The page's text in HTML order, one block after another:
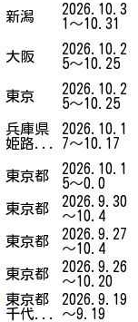
新潟
2026.10.3
1～10.31
大阪
2026.10.2
5～10.25
東京
2026.10.2
5～10.25
兵庫県
姫路...
2026.10.1
7～10.17
東京都
2026.10.1
5～0.0
東京都
2026.9.30
～10.4
東京都
2026.9.27
～10.4
東京都
2026.9.26
～10.20
東京都
千代...
2026.9.19
～9.19